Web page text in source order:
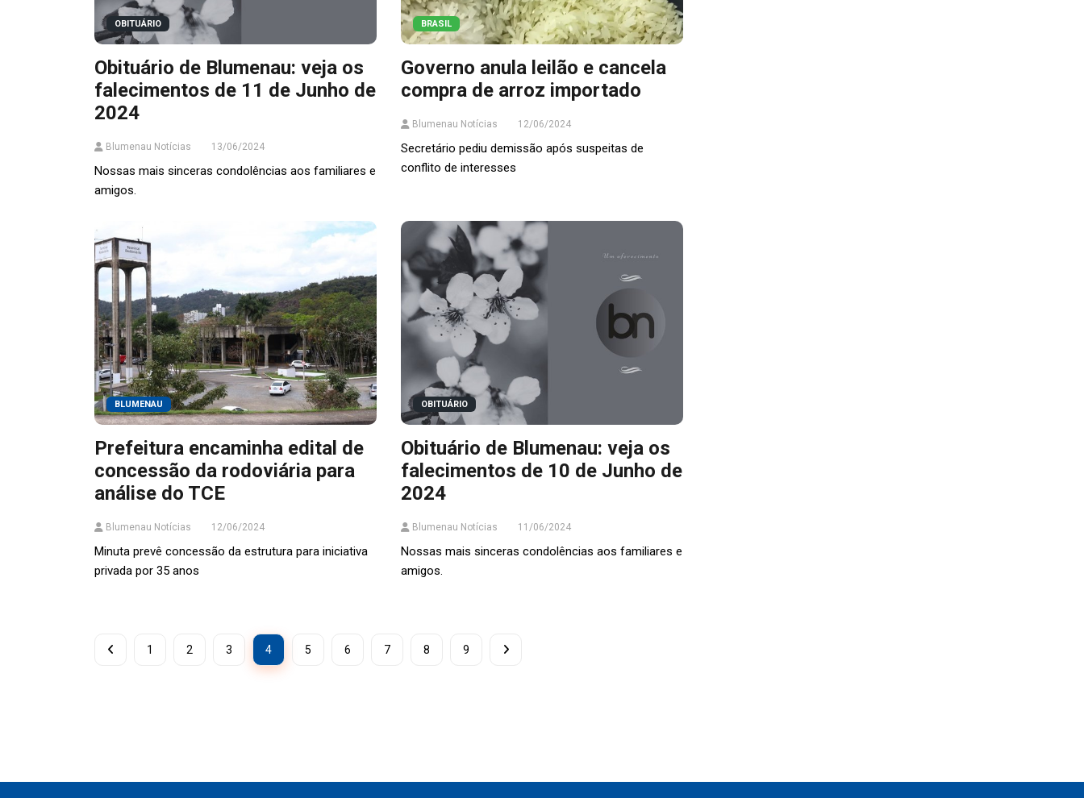
OBITUÁRIO
Obituário de Blumenau: veja os
falecimentos de 11 de Junho de
2024
Blumenau Notícias 13/06/2024
Nossas mais sinceras condolências aos familiares e
amigos.
BRASIL
Governo anula leilão e cancela
compra de arroz importado
Blumenau Notícias 12/06/2024
Secretário pediu demissão após suspeitas de
conflito de interesses
BLUMENAU
Prefeitura encaminha edital de
concessão da rodoviária para
análise do TCE
Blumenau Notícias 12/06/2024
Minuta prevê concessão da estrutura para iniciativa
privada por 35 anos
OBITUÁRIO
Obituário de Blumenau: veja os
falecimentos de 10 de Junho de
2024
Blumenau Notícias 11/06/2024
Nossas mais sinceras condolências aos familiares e
amigos.
1 2 3 4 5 6 7 8 9